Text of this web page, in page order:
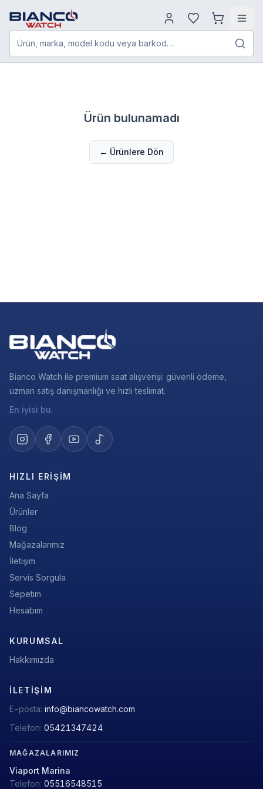
Ürün, marka, model kodu veya barkod…
Ürün bulunamadı
← Ürünlere Dön
Bianco Watch ile premium saat alışverişi: güvenli ödeme,
uzman satış danışmanlığı ve hızlı teslimat.
En iyisi bu.
HIZLI ERIŞIM
Ana Sayfa
Ürünler
Blog
Mağazalarımız
İletişim
Servis Sorgula
Sepetim
Hesabım
KURUMSAL
Hakkımızda
İLETIŞIM
E-posta: info@biancowatch.com
Telefon: 05421347424
MAĞAZALARIMIZ
Viaport Marina
Telefon: 05516548515